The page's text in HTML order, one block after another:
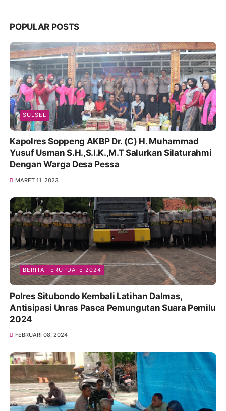
POPULAR POSTS
SULSEL
Kapolres Soppeng AKBP Dr. (C) H. Muhammad
Yusuf Usman S.H.,S.I.K.,M.T Salurkan Silaturahmi
Dengan Warga Desa Pessa
MARET 11, 2023
BERITA TERUPDATE 2024
Polres Situbondo Kembali Latihan Dalmas,
Antisipasi Unras Pasca Pemungutan Suara Pemilu
2024
FEBRUARI 08, 2024